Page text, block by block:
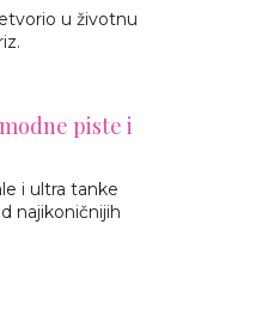
u životnu
piste i
i ultra tanke
najikoničnijih